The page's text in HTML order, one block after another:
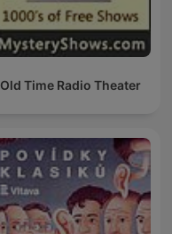
Old Time Radio Theater